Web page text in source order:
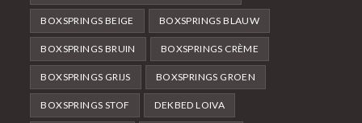
BOXSPRINGS BEIGE BOXSPRINGS BLAUW
BOXSPRINGS BRUIN BOXSPRINGS CRÈME
BOXSPRINGS GRIJS BOXSPRINGS GROEN
BOXSPRINGS STOF DEKBED LOIVA